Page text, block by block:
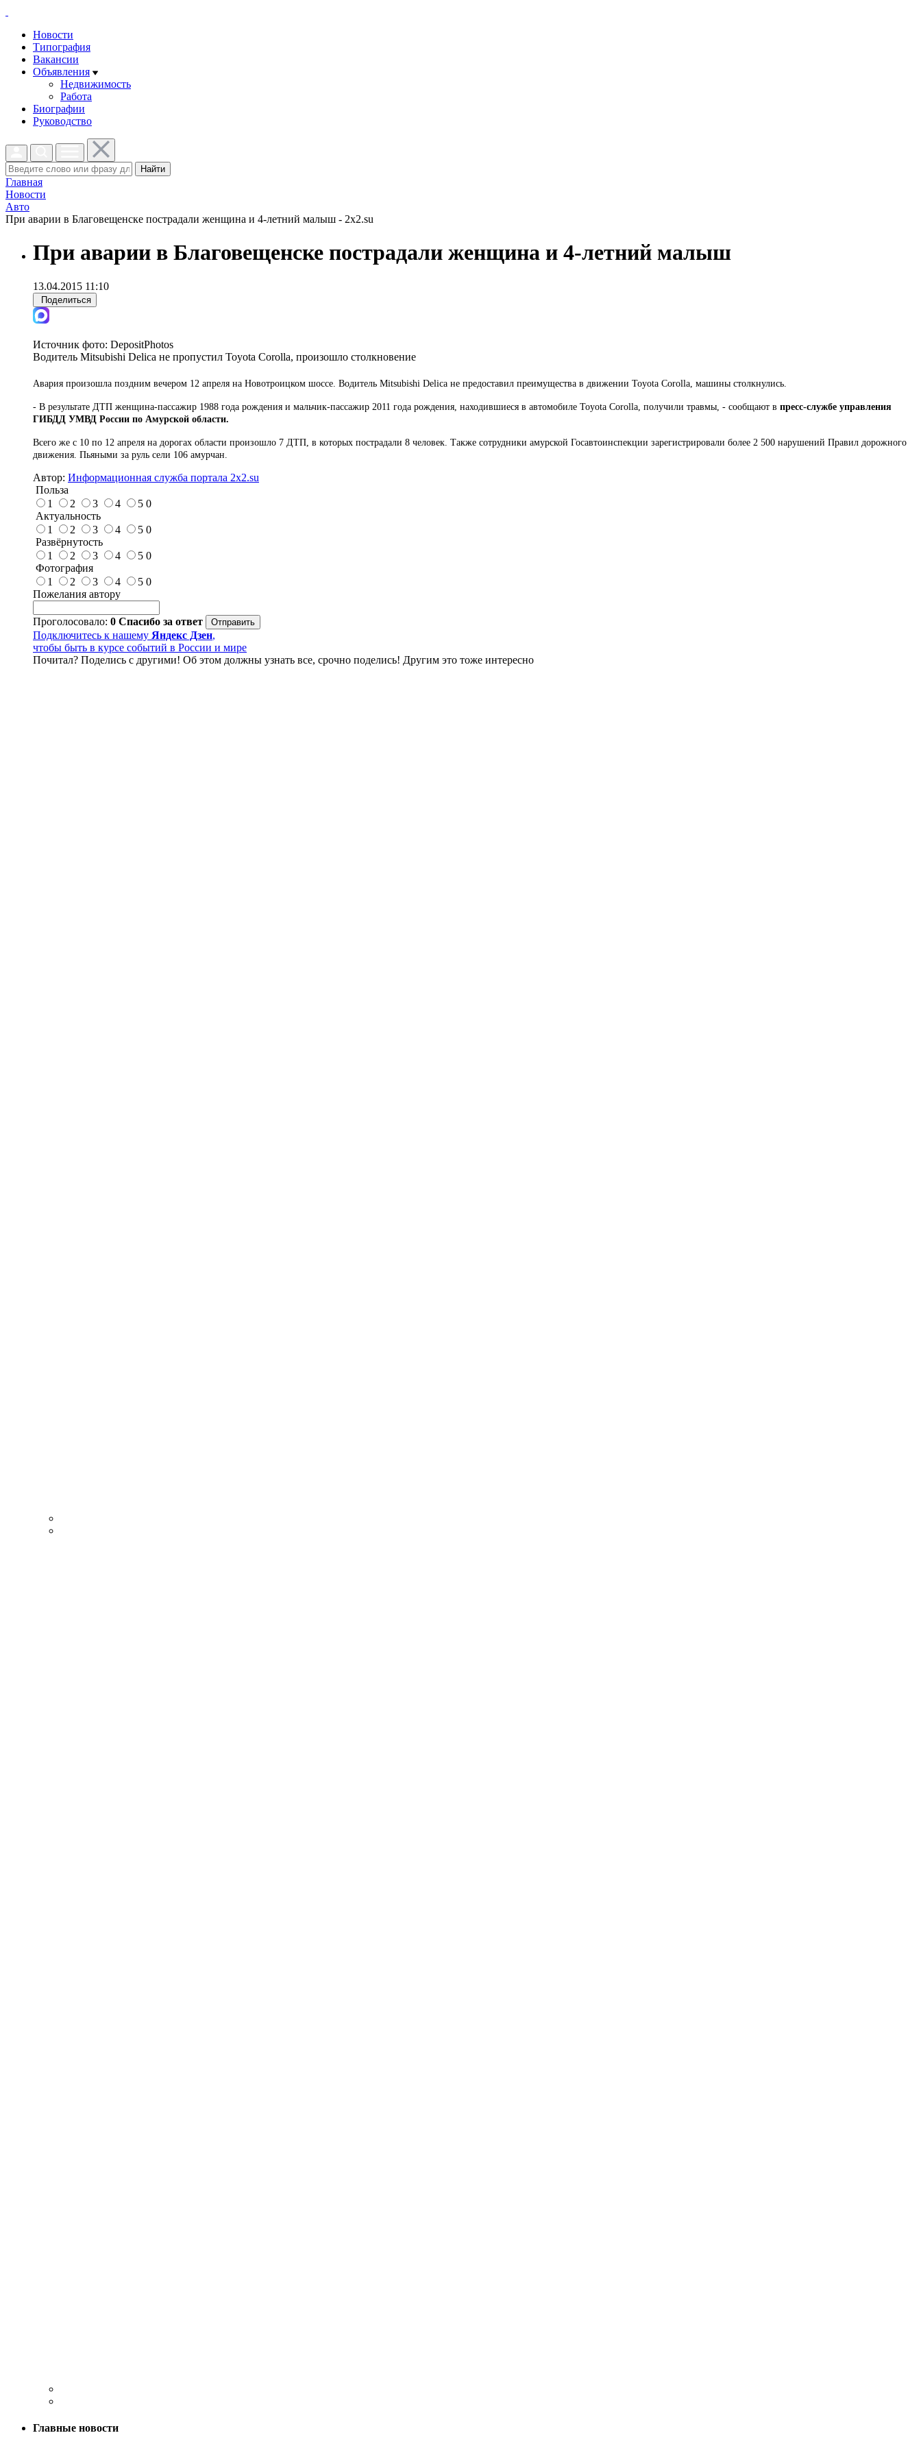
Новости
Типография
Вакансии
Объявления
Недвижимость
Работа
Биографии
Руководство
Найти
Главная
Новости
Авто
При аварии в Благовещенске пострадали женщина и 4-летний малыш - 2x2.su
При аварии в Благовещенске пострадали женщина и 4-летний малыш
13.04.2015 11:10
Поделиться
Источник фото: DepositPhotos
Водитель Mitsubishi Delica не пропустил Toyota Corolla, произошло столкновение
Авария произошла поздним вечером 12 апреля на Новотроицком шоссе. Водитель Mitsubishi Delica не предоставил преимущества в движении Toyota Corolla, машины столкнулись.
- В результате ДТП женщина-пассажир 1988 года рождения и мальчик-пассажир 2011 года рождения, находившиеся в автомобиле Toyota Corolla, получили травмы, - сообщают в пресс-службе управления
ГИБДД УМВД России по Амурской области.
Всего же с 10 по 12 апреля на дорогах области произошло 7 ДТП, в которых пострадали 8 человек. Также сотрудники амурской Госавтоинспекции зарегистрировали более 2 500 нарушений Правил дорожного
движения. Пьяными за руль сели 106 амурчан.
Автор: Информационная служба портала 2x2.su
Польза
1
2 3 4 5 0
Актуальность
1
2 3 4 5 0
Развёрнутость
1
2 3 4 5 0
Фотография
1
2 3 4 5 0
Пожелания автору
Проголосовало: 0 Спасибо за ответ
Подключитесь к нашему Яндекс Дзен,
чтобы быть в курсе событий в России и мире
Почитал? Поделись с другими! Об этом должны узнать все, срочно поделись! Другим это тоже интересно
Главные новости